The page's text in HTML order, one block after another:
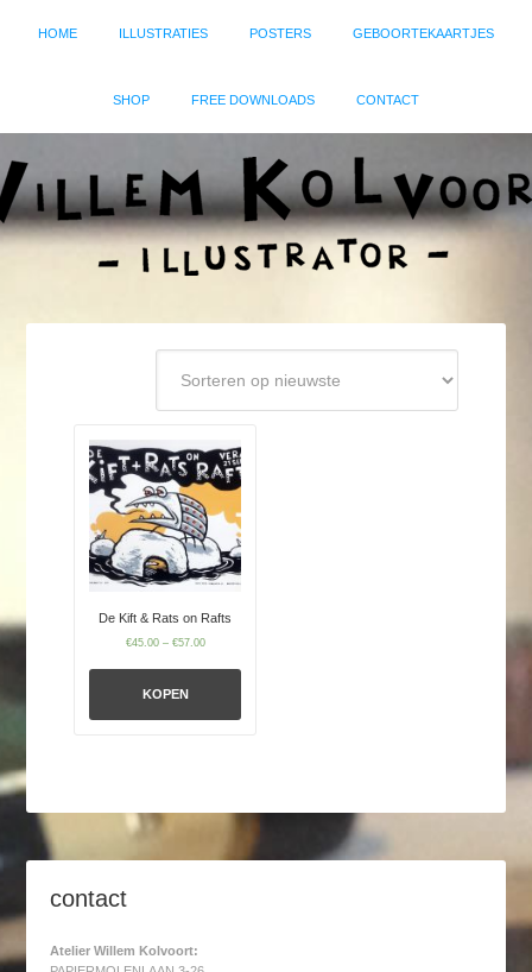
HOME ILLUSTRATIES POSTERS GEBOORTEKAARTJES
SHOP FREE DOWNLOADS CONTACT
De Kift & Rats on Rafts
€45.00– €57.00
KOPEN
contact
Atelier Willem Kolvoort: